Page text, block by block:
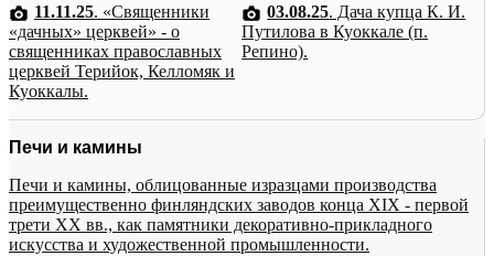
11.11.25. «Священники
«дачных» церквей» - о
священниках православных
церквей Терийок, Келломяк и
Куоккалы.
03.08.25. Дача купца К. И.
Путилова в Куоккале (п.
Репино).
Печи и камины
Печи и камины, облицованные изразцами производства
преимущественно финляндских заводов конца XIX - первой
трети XX вв., как памятники декоративно-прикладного
искусства и художественной промышленности.